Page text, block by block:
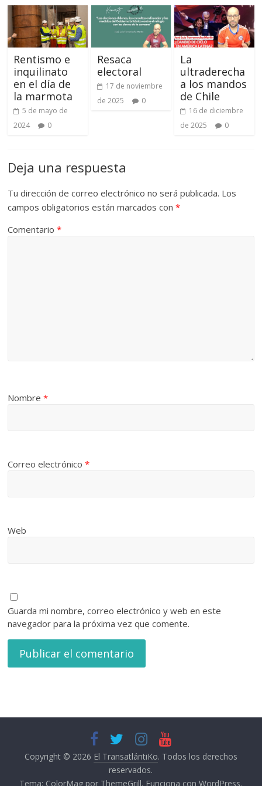
Rentismo e
inquilinato
en el día de
la marmota
5 de mayo de
2024
0
Resaca
electoral
17 de noviembre
de 2025
0
La
ultraderecha
a los mandos
de Chile
16 de diciembre
de 2025
0
Deja una respuesta
Tu dirección de correo electrónico no será publicada. Los
campos obligatorios están marcados con*
Comentario*
Nombre*
Correo electrónico*
Web
Guarda mi nombre, correo electrónico y web en este
navegador para la próxima vez que comente.
Copyright © 2026 El TransatlántiKo. Todos los derechos
reservados.
Tema: ColorMag por ThemeGrill. Funciona conWordPress.